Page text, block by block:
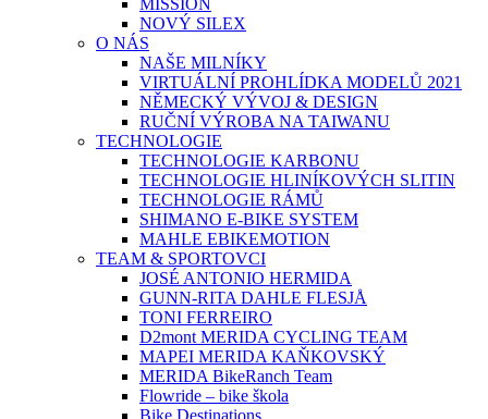
MISSION
NOVÝ SILEX
O NÁS
NAŠE MILNÍKY
VIRTUÁLNÍ PROHLÍDKA MODELŮ 2021
NĚMECKÝ VÝVOJ & DESIGN
RUČNÍ VÝROBA NA TAIWANU
TECHNOLOGIE
TECHNOLOGIE KARBONU
TECHNOLOGIE HLINÍKOVÝCH SLITIN
TECHNOLOGIE RÁMŮ
SHIMANO E-BIKE SYSTEM
MAHLE EBIKEMOTION
TEAM & SPORTOVCI
JOSÉ ANTONIO HERMIDA
GUNN-RITA DAHLE FLESJÅ
TONI FERREIRO
D2mont MERIDA CYCLING TEAM
MAPEI MERIDA KAŇKOVSKÝ
MERIDA BikeRanch Team
Flowride – bike škola
Bike Destinations